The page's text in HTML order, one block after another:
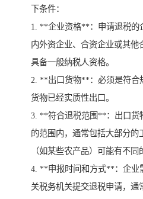
下条件：
1. **企业资格**：申请退税的
内外资企业、合资企业或其他
具备一般纳税人资格。
2. **出口货物**：必须是符合
货物已经实质性出口。
3. **符合退税范围**：出口货
的范围内，通常包括大部分的
（如某些农产品）可能有不同
4. **申报时间和方式**：企业
关税务机关提交退税申请，通